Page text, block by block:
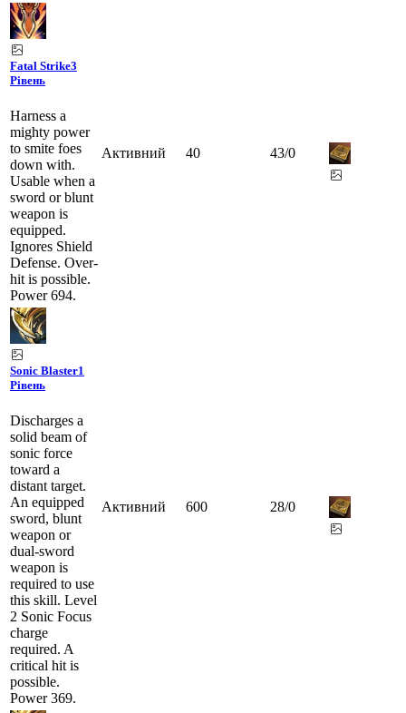
Fatal Strike3
Рівень
Harness a
mighty power
to smite foes
down with.
Usable when a
sword or blunt
weapon is
equipped.
Ignores Shield
Defense. Over-
hit is possible.
Power 694.
Активний 40 43/0
Sonic Blaster1
Рівень
Discharges a
solid beam of
sonic force
toward a
distant target.
An equipped
sword, blunt
weapon or
dual-sword
weapon is
required to use
this skill. Level
2 Sonic Focus
charge
required. A
critical hit is
possible.
Power 369.
Активний 600 28/0